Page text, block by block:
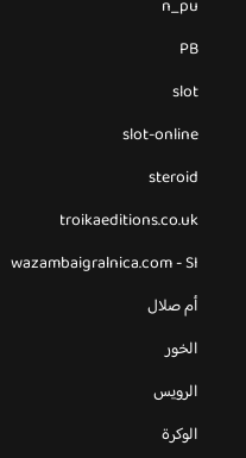
n_pu
PB
slot
slot-online
steroid
troikaeditions.co.uk
wazambaigralnica.com - SI
أم صلال
الخور
الرويس
الوكرة